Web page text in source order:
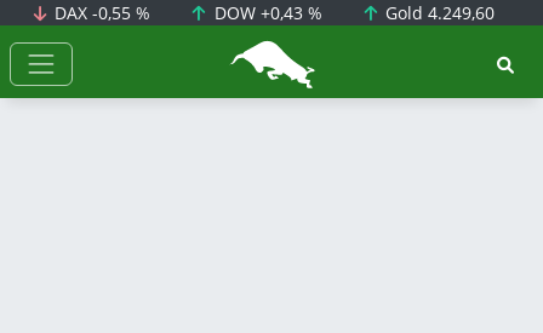
DAX-0,55 % DOW +0,43 % Gold4.249,60
BörsenNEWS.de